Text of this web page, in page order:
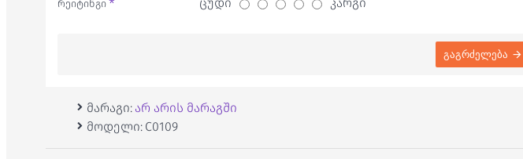
რეიტინგი
გაგრძელება
მარაგი: არ არის მარაგში
მოდელი: C0109